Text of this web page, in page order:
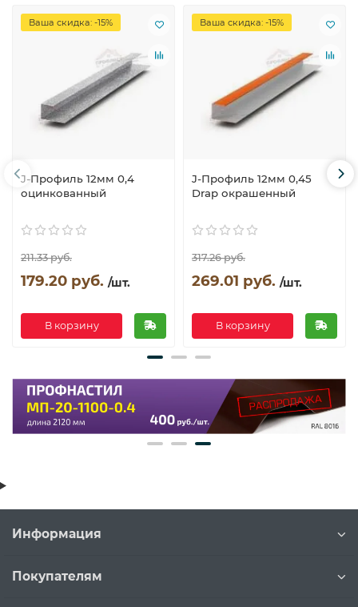
Ваша скидка: -15%
J-Профиль 12мм 0,4
оцинкованный
211.33 руб.
179.20 руб. /шт.
В корзину
Ваша скидка: -15%
J-Профиль 12мм 0,45
Drap окрашенный
317.26 руб.
269.01 руб. /шт.
В корзину
Информация
Покупателям